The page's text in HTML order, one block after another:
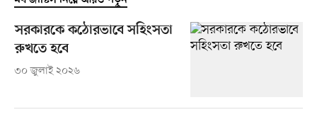
সরকারকে কঠোরভাবে সহিংসতা
রুখতে হবে
৩০ জুলাই ২০২৬